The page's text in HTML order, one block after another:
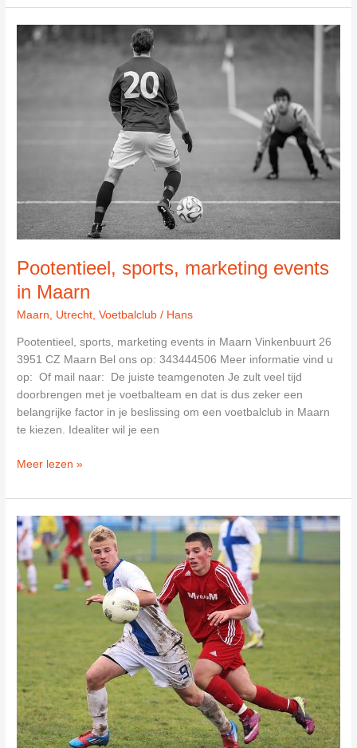
in
Schalkwijk
Pootentieel, sports, marketing events
in Maarn
Maarn, Utrecht,Voetbalclub / Hans
Pootentieel, sports, marketing events in Maarn Vinkenbuurt 26
3951 CZ Maarn Bel ons op: 343444506 Meer informatie vind u
op: Of mail naar: De juiste teamgenoten Je zult veel tijd
doorbrengen met je voetbalteam en dat is dus zeker een
belangrijke factor in je beslissing om een voetbalclub in Maarn
te kiezen. Idealiter wil je een
Pootentieel,
marketing
events
in
Maarn
Meer lezen »